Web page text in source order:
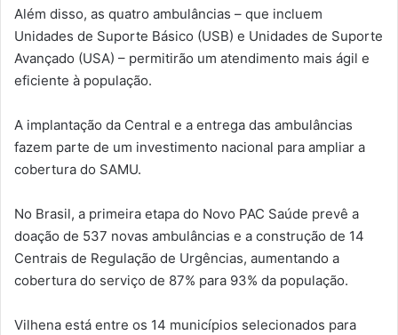
Além disso, as quatro ambulâncias – que incluem
Unidades de Suporte Básico (USB) e Unidades de Suporte
Avançado (USA) – permitirão um atendimento mais ágil e
eficiente à população.
A implantação da Central e a entrega das ambulâncias
fazem parte de um investimento nacional para ampliar a
cobertura do SAMU.
No Brasil, a primeira etapa do Novo PAC Saúde prevê a
doação de 537 novas ambulâncias e a construção de 14
Centrais de Regulação de Urgências, aumentando a
cobertura do serviço de 87% para 93% da população.
Vilhena está entre os 14 municípios selecionados para